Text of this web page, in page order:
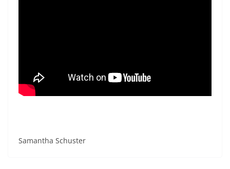
Samantha Schuster